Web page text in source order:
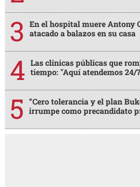
En el hospital muere Antony
atacado a balazos en su casa
Las clínicas públicas que
tiempo: "Aquí atendemos 24/
“Cero tolerancia y el plan
irrumpe como precandidato